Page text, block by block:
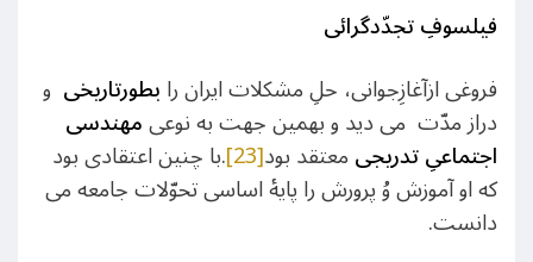
فیلسوفِ تجدّدگرائی
فروغی ازآغازِجوانی، حلِ مشکلات ایران رابطورتاریخی و
دراز مدّت می دید و بهمین جهت به نوعیمهندسی
اجتماعیِ تدریجیمعتقد بود[23] .با چنین اعتقادی بود
که او آموزش وُ پرورش را پایۀ اساسی تحوّلات جامعه می
دانست.